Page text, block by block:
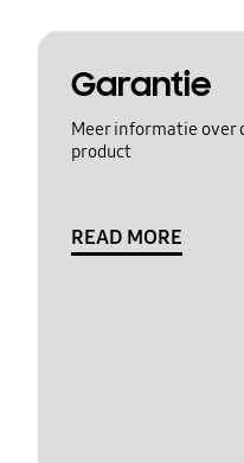
Garantie
Meer informatie over
product
READ MORE